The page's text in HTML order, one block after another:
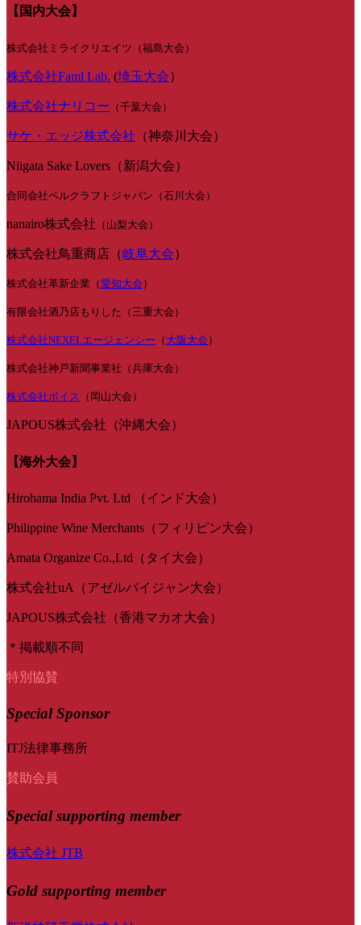
【国内大会】
株式会社ミライクリエイツ（福島大会）
株式会社Faml Lab. (埼玉大会）
株式会社ナリコー （千葉大会）
サケ・エッジ株式会社 （神奈川大会）
Niigata Sake Lovers（新潟大会）
合同会社ベルクラフトジャパン（石川大会）
nanairo株式会社 （山梨大会）
株式会社鳥重商店（岐阜大会）
株式会社革新企業（愛知大会 ）
有限会社酒乃店もりした（三重大会）
株式会社NEXELエージェンシー （ 大阪大会 ）
株式会社神戸新聞事業社（兵庫大会）
株式会社ボイス （岡山大会）
JAPOUS株式会社（沖縄大会）
【海外大会】
Hirohama India Pvt. Ltd （インド大会）
Philippine Wine Merchants（フィリピン大会）
Amata Organize Co.,Ltd（タイ大会）
株式会社uA（アゼルバイジャン大会）
JAPOUS株式会社（香港マカオ大会）
＊掲載順不同
特別協賛
Special Sponsor
ITJ法律事務所
賛助会員
Specialsupporting member
株式会社 JTB
Gold supporting member